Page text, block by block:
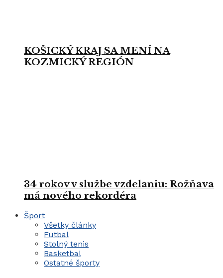
KOŠICKÝ KRAJ SA MENÍ NA
KOZMICKÝ REGIÓN
34 rokov v službe vzdelaniu: Rožňava
má nového rekordéra
Šport
Všetky články
Futbal
Stolný tenis
Basketbal
Ostatné športy